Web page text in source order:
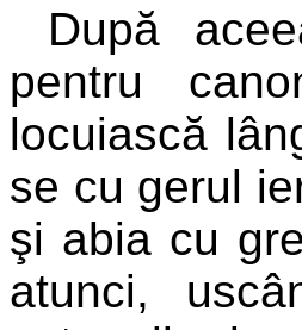
După
pentru
locuiască
se cu gerul
şi abia cu
atunci,